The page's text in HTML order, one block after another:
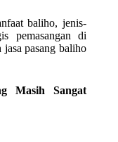
baliho, jenis-
pemasangan di
pasang baliho
Masih Sangat